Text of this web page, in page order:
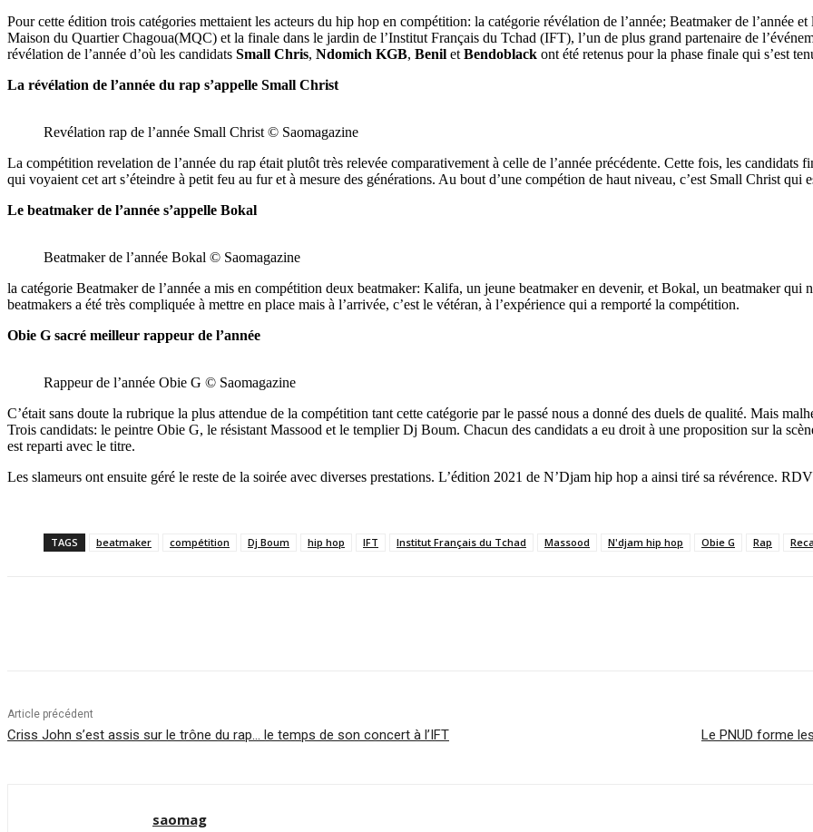
Pour cette édition trois catégories mettaient les acteurs du hip hop en compétition: la catégorie révélation de l’année; Beatmaker de l’année et
Maison du Quartier Chagoua(MQC) et la finale dans le jardin de l’Institut Français du Tchad (IFT), l’un de plus grand partenaire de
révélation de l’année d’où les candidats Small Chris, Ndomich KGB, Benil et Bendoblack ont été retenus pour la phase finale qui s’est
La révélation de l’année du rap s’appelle Small Christ
Revélation rap de l’année Small Christ © Saomagazine
La compétition revelation de l’année du rap était plutôt très relevée comparativement à celle de l’année précédente. Cette fois, les
qui voyaient cet art s’éteindre à petit feu au fur et à mesure des générations. Au bout d’une compétion de haut niveau, c’est Small Christ
Le beatmaker de l’année s’appelle Bokal
Beatmaker de l’année Bokal © Saomagazine
la catégorie Beatmaker de l’année a mis en compétition deux beatmaker: Kalifa, un jeune beatmaker en devenir, et Bokal, un beatmaker qui
beatmakers a été très compliquée à mettre en place mais à l’arrivée, c’est le vétéran, à l’expérience qui a remporté la compétition.
Obie G sacré meilleur rappeur de l’année
Rappeur de l’année Obie G © Saomagazine
C’était sans doute la rubrique la plus attendue de la compétition tant cette catégorie par le passé nous a donné des duels de qualité. Mais
Trois candidats: le peintre Obie G, le résistant Massood et le templier Dj Boum. Chacun des candidats a eu droit à une proposition sur la
est reparti avec le titre.
Les slameurs ont ensuite géré le reste de la soirée avec diverses prestations. L’édition 2021 de N’Djam hip hop a ainsi tiré sa révérence.
TAGS beatmaker compétition Dj Boum hip hop IFT Institut Français du Tchad Massood N'djam hip hop Obie G Rap
Article précédent
Criss John s’est assis sur le trône du rap… le temps de son concert à l’IFT Le PNUD forme
saomag